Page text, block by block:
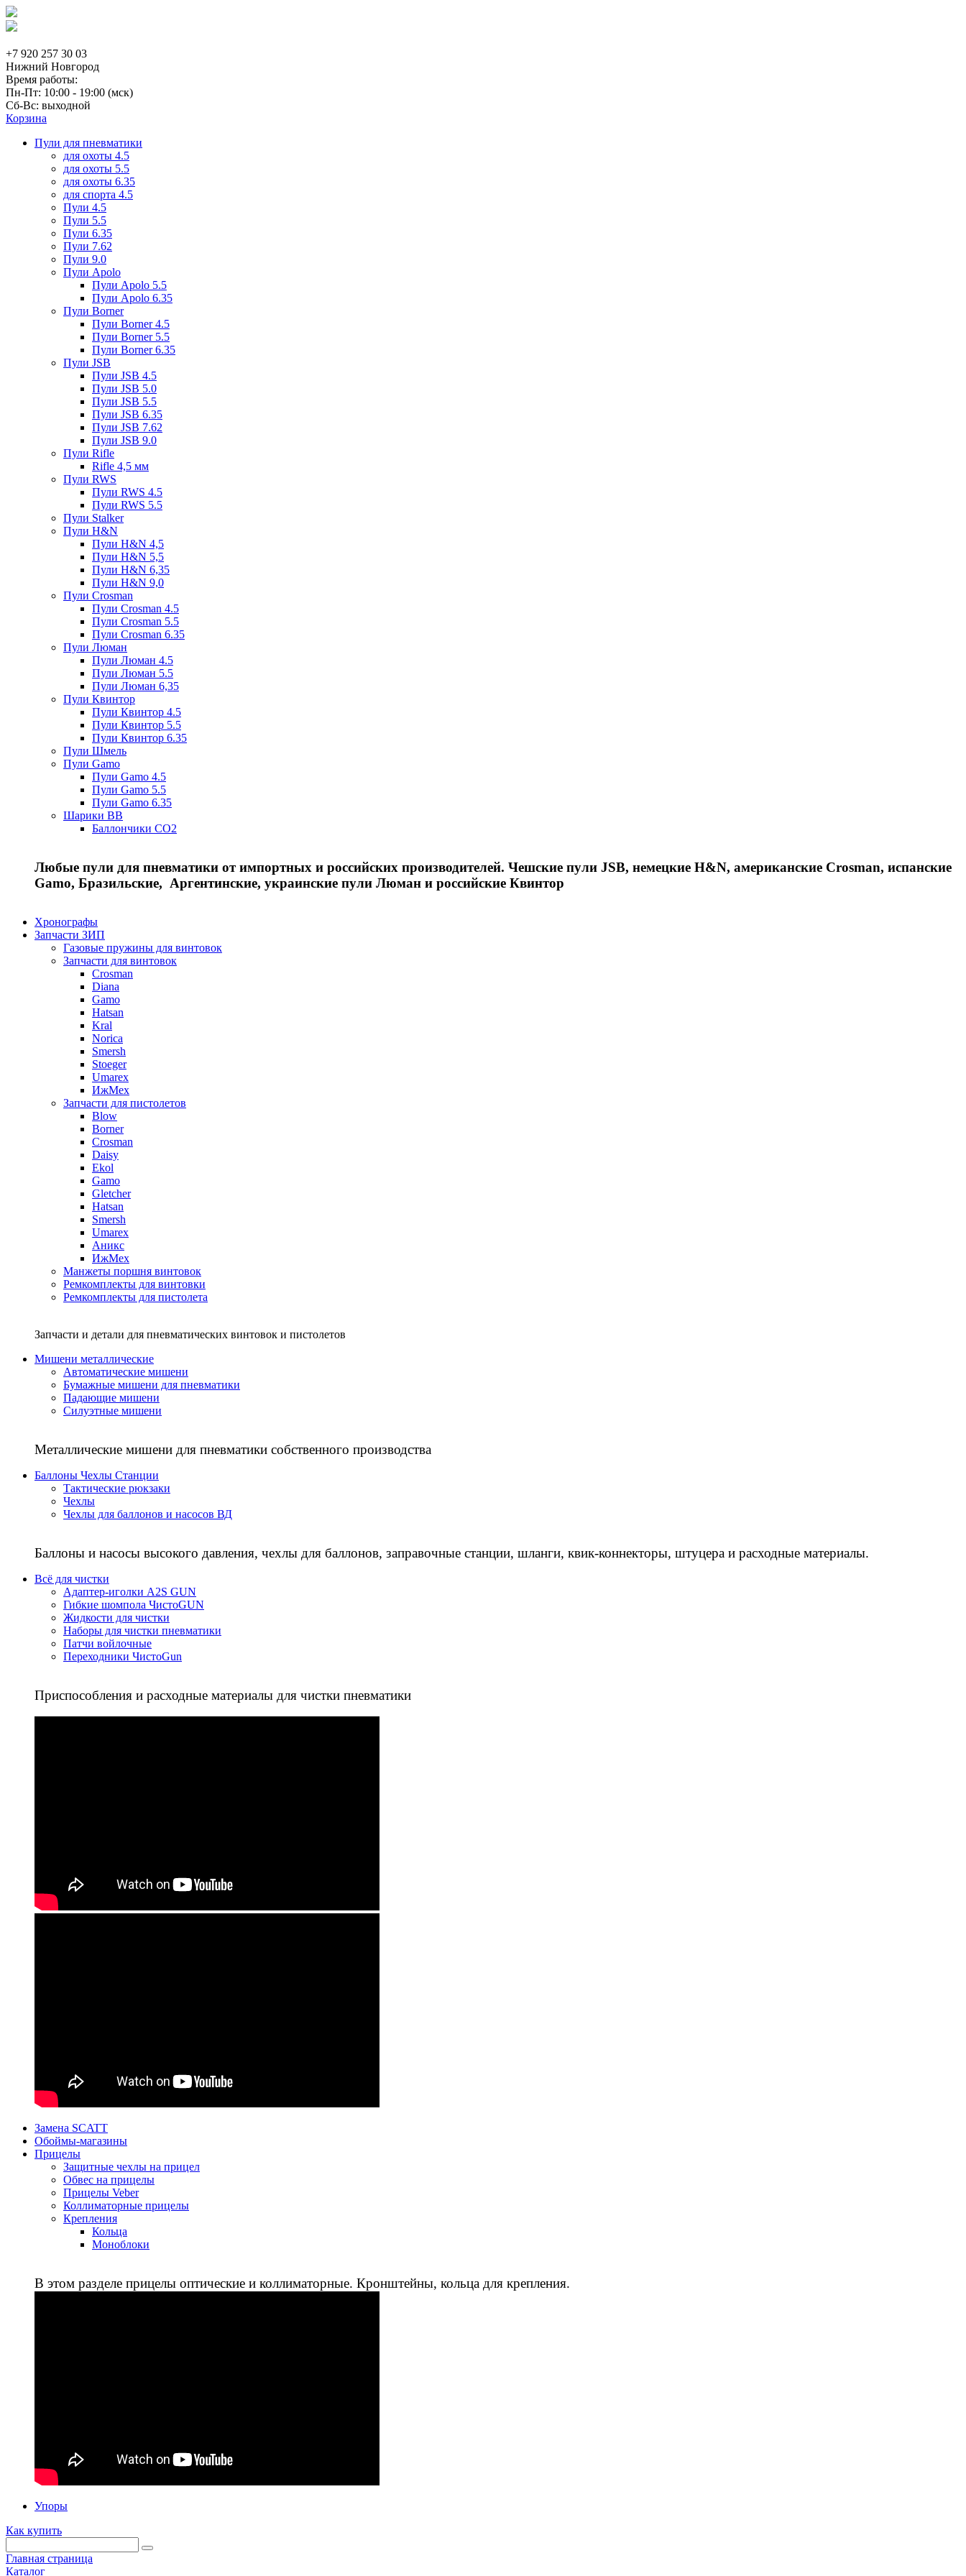
+7 920 257 30 03
Нижний Новгород
Время работы:
Пн-Пт: 10:00 - 19:00 (мск)
Сб-Вс: выходной
Корзина
Пули для пневматики
для охоты 4.5
для охоты 5.5
для охоты 6.35
для спорта 4.5
Пули 4.5
Пули 5.5
Пули 6.35
Пули 7.62
Пули 9.0
Пули Apolo
Пули Apolo 5.5
Пули Apolo 6.35
Пули Borner
Пули Borner 4.5
Пули Borner 5.5
Пули Borner 6.35
Пули JSB
Пули JSB 4.5
Пули JSB 5.0
Пули JSB 5.5
Пули JSB 6.35
Пули JSB 7.62
Пули JSB 9.0
Пули Rifle
Rifle 4,5 мм
Пули RWS
Пули RWS 4.5
Пули RWS 5.5
Пули Stalker
Пули H&N
Пули H&N 4,5
Пули H&N 5,5
Пули H&N 6,35
Пули H&N 9,0
Пули Crosman
Пули Crosman 4.5
Пули Crosman 5.5
Пули Crosman 6.35
Пули Люман
Пули Люман 4.5
Пули Люман 5.5
Пули Люман 6,35
Пули Квинтор
Пули Квинтор 4.5
Пули Квинтор 5.5
Пули Квинтор 6.35
Пули Шмель
Пули Gamo
Пули Gamo 4.5
Пули Gamo 5.5
Пули Gamo 6.35
Шарики BB
Баллончики CO2
Любые пули для пневматики от импортных и российских производителей. Чешские пули JSB, немецкие H&N, американские Crosman, испанские
Gamo, Бразильские, Аргентинские, украинские пули Люман и российские Квинтор
Хронографы
Запчасти ЗИП
Газовые пружины для винтовок
Запчасти для винтовок
Crosman
Diana
Gamo
Hatsan
Kral
Norica
Smersh
Stoeger
Umarex
ИжМех
Запчасти для пистолетов
Blow
Borner
Crosman
Daisy
Ekol
Gamo
Gletcher
Hatsan
Smersh
Umarex
Аникс
ИжМех
Манжеты поршня винтовок
Ремкомплекты для винтовки
Ремкомплекты для пистолета
Запчасти и детали для пневматических винтовок и пистолетов
Мишени металлические
Автоматические мишени
Бумажные мишени для пневматики
Падающие мишени
Силуэтные мишени
Металлические мишени для пневматики собственного производства
Баллоны Чехлы Станции
Тактические рюкзаки
Чехлы
Чехлы для баллонов и насосов ВД
Баллоны и насосы высокого давления, чехлы для баллонов, заправочные станции, шланги, квик-коннекторы, штуцера и расходные материалы.
Всё для чистки
Адаптер-иголки A2S GUN
Гибкие шомпола ЧистоGUN
Жидкости для чистки
Наборы для чистки пневматики
Патчи войлочные
Переходники ЧистоGun
Приспособления и расходные материалы для чистки пневматики
Замена SCATT
Обоймы-магазины
Прицелы
Защитные чехлы на прицел
Обвес на прицелы
Прицелы Veber
Коллиматорные прицелы
Крепления
Кольца
Моноблоки
В этом разделе прицелы оптические и коллиматорные. Кронштейны, кольца для крепления.
Упоры
Как купить
Главная страница
Каталог